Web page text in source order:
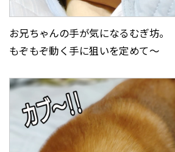
お兄ちゃんの手が気になるむぎ坊。
もぞもぞ動く手に狙いを定めて～